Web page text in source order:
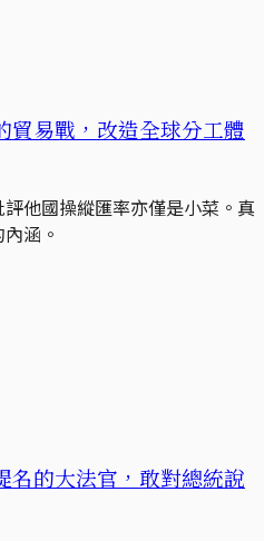
貿易戰，改造全球分工體
他國操縱匯率亦僅是小菜。真
涵。
名的大法官，敢對總統說